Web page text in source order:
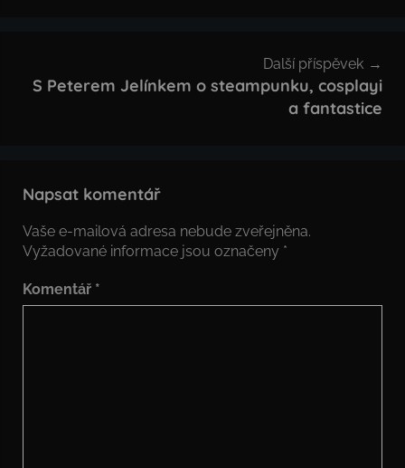
Další příspěvek
S Peterem Jelínkem o steampunku, cosplayi
a fantastice
Napsat komentář
Vaše e-mailová adresa nebude zveřejněna.
Vyžadované informace jsou označeny *
Komentář *